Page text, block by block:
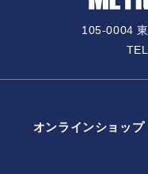
105-0004
オンラインショップ